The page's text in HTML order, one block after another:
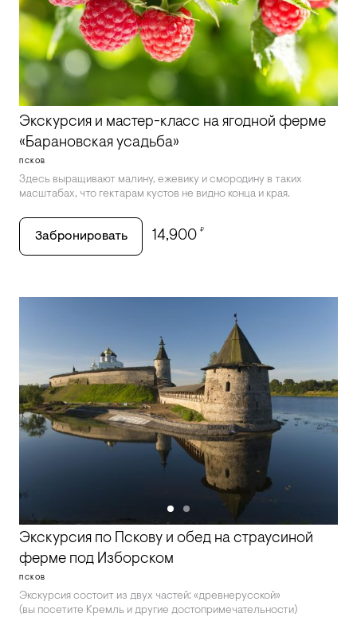
Экскурсия и мастер-класс на ягодной ферме
«Барановская усадьба»
ПСКОВ
Здесь выращивают малину, ежевику и смородину в таких
масштабах, что гектарам кустов не видно конца и края.
Забронировать 14,900 ₽
Экскурсия по Пскову и обед на страусиной
ферме под Изборском
ПСКОВ
Экскурсия состоит из двух частей: «древнерусской»
(вы посетите Кремль и другие достопримечательности)